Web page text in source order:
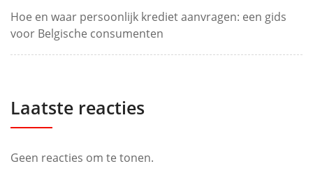
Hoe en waar persoonlijk krediet aanvragen: een gids
voor Belgische consumenten
Laatste reacties
Geen reacties om te tonen.